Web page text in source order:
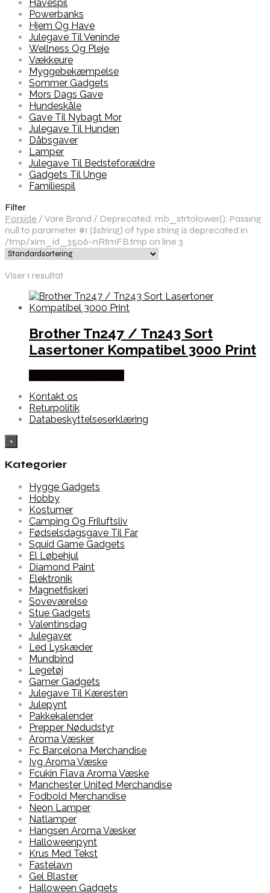
Havespil
Powerbanks
Hjem Og Have
Julegave Til Veninde
Wellness Og Pleje
Vækkeure
Myggebekæmpelse
Sommer Gadgets
Mors Dags Gave
Hundeskåle
Gave Til Nybagt Mor
Julegave Til Hunden
Dåbsgaver
Lamper
Julegave Til Bedsteforældre
Gadgets Til Unge
Familiespil
Filter
Forside / Vare Brand / Deprecated: mb_strtolower(): Passing
null to parameter #1 ($string) of type string is deprecated in
/tmp/xim_id_3506-nRtmFB.tmp on line 3
Viser 1 resultat
Brother Tn247 / Tn243 Sort
Lasertoner Kompatibel 3000 Print
Kontakt os
Returpolitik
Databeskyttelseserklæring
×
Kategorier
Hygge Gadgets
Hobby
Kostumer
Camping Og Friluftsliv
Fødselsdagsgave Til Far
Squid Game Gadgets
El Løbehjul
Diamond Paint
Elektronik
Magnetfiskeri
Soveværelse
Stue Gadgets
Valentinsdag
Julegaver
Led Lyskæder
Mundbind
Legetøj
Gamer Gadgets
Julegave Til Kæresten
Julepynt
Pakkekalender
Prepper Nødudstyr
Aroma Væsker
Fc Barcelona Merchandise
Ivg Aroma Væske
Fcukin Flava Aroma Væske
Manchester United Merchandise
Fodbold Merchandise
Neon Lamper
Natlamper
Hangsen Aroma Væsker
Halloweenpynt
Krus Med Tekst
Fastelavn
Gel Blaster
Halloween Gadgets